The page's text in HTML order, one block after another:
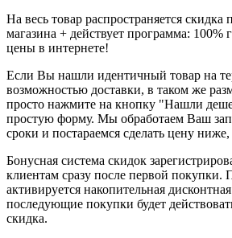
На весь товар распространяется скидка
магазина + действует программа: 100%
цены в интернете!
Если Вы нашли идентичный товар на
возможностью доставки, в таком же
просто нажмите на кнопку "Нашли
простую форму. Мы обработаем Ваш
сроки и постараемся сделать цену
Бонусная система скидок
клиентам сразу после первой покупки.
активируется накопительная
последующие покупки будет
скидка.